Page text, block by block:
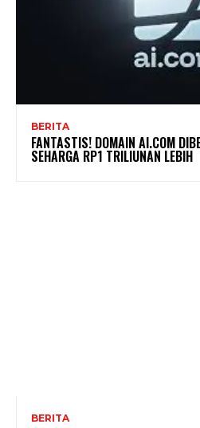
BERITA
FANTASTIS! DOMAIN AI.COM
SEHARGA RP1 TRILIUNAN LEBIH
BERITA